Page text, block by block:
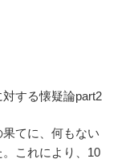
する懐疑論part2
てに、何もない
これにより、10